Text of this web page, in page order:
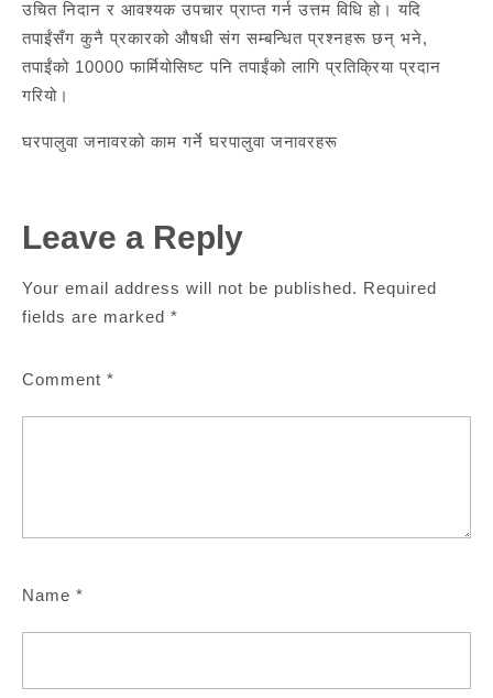
उचित निदान र आवश्यक उपचार प्राप्त गर्न उत्तम विधि हो। यदि
तपाईंसँग कुनै प्रकारको औषधी संग सम्बन्धित प्रश्नहरू छन् भने,
तपाईंको 10000 फार्मियोसिष्ट पनि तपाईंको लागि प्रतिक्रिया प्रदान
गरियो।
घरपालुवा जनावरको काम गर्ने घरपालुवा जनावरहरू
Leave a Reply
Your email address will not be published. Required
fields are marked *
Comment *
Name *